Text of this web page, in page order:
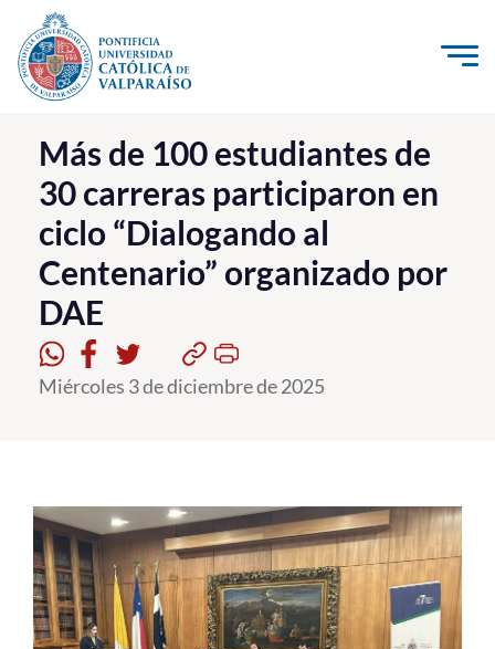
Click acá para ir directamente al contenido
La Universidad
Investigación, Creación e Innovación
PUCV Internacional
Vinculación con el Medio
Admisión
Pregrado
Estudiantes
Académicos
Funcionarios
Más de 100 estudiantes de
30 carreras participaron en
ciclo “Dialogando al
Centenario” organizado por
DAE
Miércoles 3 de diciembre de 2025